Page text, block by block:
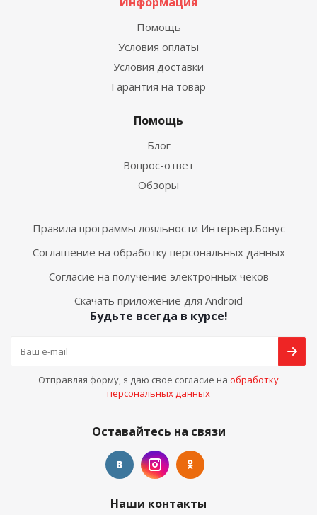
Помощь
Условия оплаты
Условия доставки
Гарантия на товар
Помощь
Блог
Вопрос-ответ
Обзоры
Правила программы лояльности Интерьер.Бонус
Соглашение на обработку персональных данных
Согласие на получение электронных чеков
Скачать приложение для Android
Будьте всегда в курсе!
Отправляя форму, я даю свое согласие на обработку
персональных данных
Оставайтесь на связи
Наши контакты